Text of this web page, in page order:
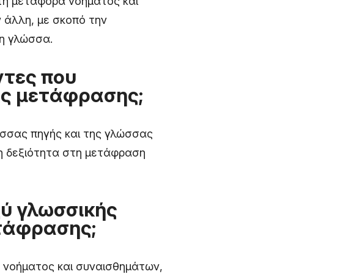
άλλη, με σκοπό την
γλώσσα.
που
μετάφρασης;
πηγής και της γλώσσας
δεξιότητα στη μετάφραση
γλωσσικής
και συναισθημάτων,